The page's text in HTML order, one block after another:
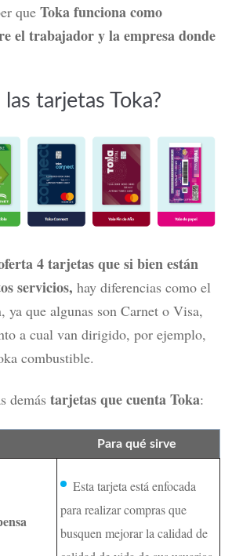
que Toka funciona como
el trabajador y la empresa donde
las tarjetas Toka?
4 tarjetas que si bien están
servicios, hay diferencias como el
ya que algunas son Carnet o Visa,
a cual van dirigido, por ejemplo,
combustible.
demás tarjetas que cuenta Toka:
Para qué sirve
Esta tarjeta está enfocada
para realizar compras que
busquen mejorar la calidad de